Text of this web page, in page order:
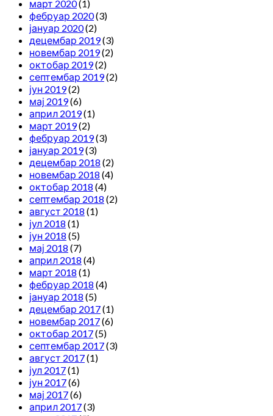
март 2020(1)
фебруар 2020(3)
јануар 2020(2)
децембар 2019(3)
новембар 2019(2)
октобар 2019(2)
септембар 2019(2)
јун 2019(2)
мај 2019(6)
април 2019(1)
март 2019(2)
фебруар 2019(3)
јануар 2019(3)
децембар 2018 (2)
новембар 2018 (4)
октобар 2018 (4)
септембар 2018 (2)
август 2018 (1)
јул 2018 (1)
јун 2018 (5)
мај 2018 (7)
април 2018 (4)
март 2018 (1)
фебруар 2018 (4)
јануар 2018 (5)
децембар 2017(1)
новембар 2017(6)
октобар 2017(5)
септембар 2017(3)
август 2017(1)
јул 2017(1)
јун 2017(6)
мај 2017(6)
април 2017(3)